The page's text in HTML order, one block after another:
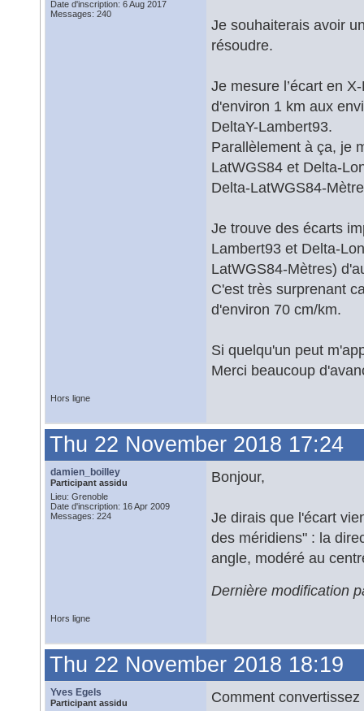
Date d'inscription: 6 Aug 2017
Messages: 240
Je souhaiterais avoir
résoudre.
Je mesure l’écart en
d'environ 1 km aux
DeltaY-Lambert93.
Parallèlement à ça, je
LatWGS84 et Delta-
Delta-LatWGS84-
Je trouve des écarts
Lambert93 et Delta-
LatWGS84-Mètres)
C'est très surprenant
d'environ 70 cm/km.
Si quelqu'un peut
Merci beaucoup
Hors ligne
Thu 22 November 2018 17:24
damien_boilley
Participant assidu
Lieu: Grenoble
Date d'inscription: 16 Apr 2009
Messages: 224
Bonjour,
Je dirais que l'écart
des méridiens" : la
angle, modéré au
Dernière modification
Hors ligne
Thu 22 November 2018 18:19
Yves Egels
Participant assidu
Comment